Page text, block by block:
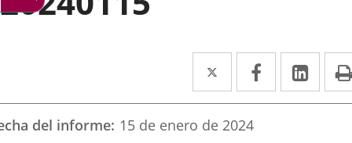
Twitter
Enlace
a
una
Facebook
Enlace
a
a
del informe 15 de enero de 2024